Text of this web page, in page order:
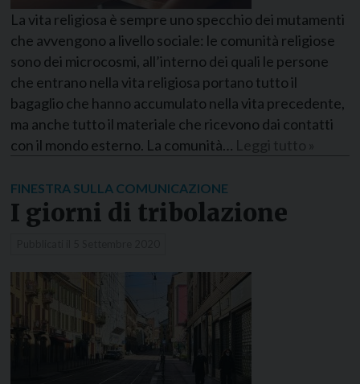
La vita religiosa è sempre uno specchio dei mutamenti
che avvengono a livello sociale: le comunità religiose
sono dei microcosmi, all’interno dei quali le persone
che entrano nella vita religiosa portano tutto il
bagaglio che hanno accumulato nella vita precedente,
ma anche tutto il materiale che ricevono dai contatti
con il mondo esterno. La comunità…
FINESTRA SULLA COMUNICAZIONE
I giorni di tribolazione